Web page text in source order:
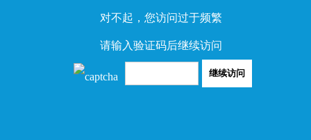
对不起，您访问过于频繁
请输入验证码后继续访问
继续访问